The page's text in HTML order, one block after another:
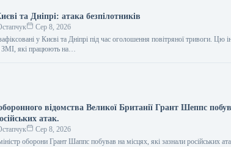
та Дніпрі: атака безпілотників
Сер 8, 2026
у Києві та Дніпрі під час оголошення повітряної тривоги. Цю
ЗМІ, які працюють на…
відомства Великої Британії Грант Шеппс
атак.
Сер 8, 2026
оборони Грант Шаппс побував на місцях, які зазнали російських